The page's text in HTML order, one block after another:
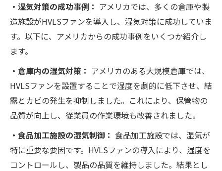
・湿気対策の成功事例： アメリカでは、多くの倉庫や製
造施設がHVLSファンを導入し、湿気対策に成功していま
す。以下に、アメリカからの成功事例をいくつか紹介し
ます。
・倉庫内の湿気対策： アメリカのある大規模倉庫では、
HVLSファンを設置することで湿度を劇的に低下させ、結
露とカビの発生を抑制しました。これにより、保管物の
品質が向上し、従業員の作業環境も改善されました。
・食品加工施設の湿気制御： 食品加工施設では、湿気が
特に重要な要因です。HVLSファンの導入により、湿度を
コントロールし、製品の品質を維持しました。結果とし